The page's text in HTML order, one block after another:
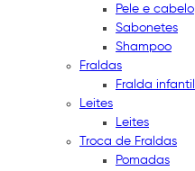
Pele e cabelo
Sabonetes
Shampoo
Fraldas
Fralda infantil
Leites
Leites
Troca de Fraldas
Pomadas